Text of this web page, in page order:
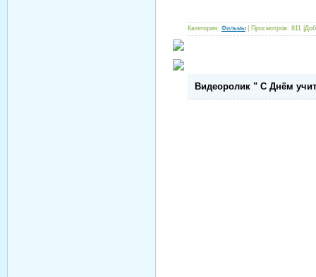
Категория: Фильмы | Просмотров: 811
Видеоролик " С Днём